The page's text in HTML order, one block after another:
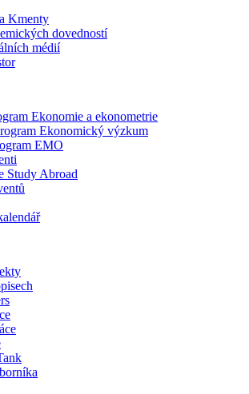
Kmenty
dovedností
médií
Ekonomie a ekonometrie
Ekonomický výzkum
EMO
Study Abroad